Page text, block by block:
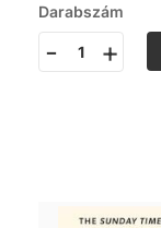
Darabszám
- +